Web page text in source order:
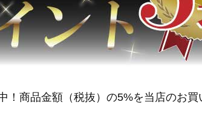
！商品金額（税抜）の5%を当店のお